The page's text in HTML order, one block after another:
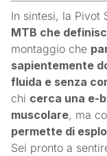
In sintesi, la Pivot
MTB che
montaggio che
sapientemente
fluida e senza
chi cerca una e-
muscolare, ma
permette di
Sei pronto a